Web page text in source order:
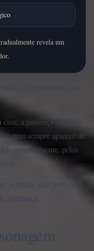
revela um
e perturbadores de
a presença de Khol
nem sempre aparece de
pelo ambiente, pelos
os temas mais profundos
segurança.